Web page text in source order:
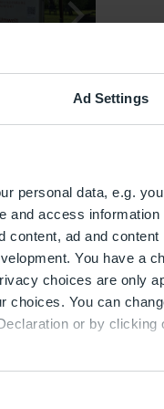
Ad Settings
personal data, e.g.
and access information
content, ad and
You have a
choices are only
choices. You can
or by clicking
Informationen
bzw.